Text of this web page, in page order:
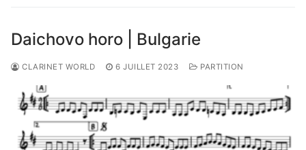
Daichovo horo | Bulgarie
CLARINET WORLD 6 JUILLET 2023 PARTITION